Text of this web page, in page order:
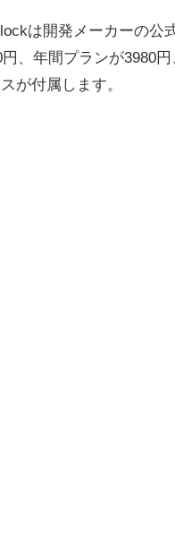
は開発メーカーの公
、年間プランが3980
が付属します。